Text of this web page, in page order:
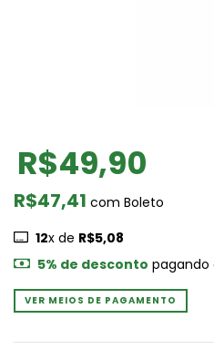
R$49,90
R$47,41 com Boleto
12x de R$5,08
5% de desconto pagando
VER MEIOS DE PAGAMENTO